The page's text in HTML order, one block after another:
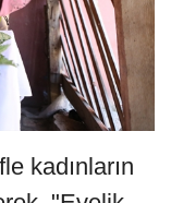
kadınların